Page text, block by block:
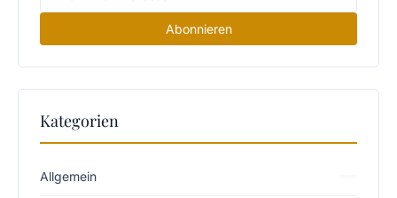
Abonnieren
Kategorien
Allgemein